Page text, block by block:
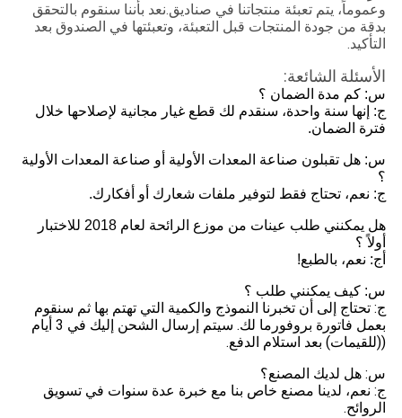
وعموماً، يتم تعبئة منتجاتنا في صناديق.نعد بأننا سنقوم بالتحقق
بدقة من جودة المنتجات قبل التعبئة، وتعبئتها في الصندوق بعد
التأكيد.
الأسئلة الشائعة:
س: كم مدة الضمان ؟
ج: إنها سنة واحدة، سنقدم لك قطع غيار مجانية لإصلاحها خلال
فترة الضمان.
س: هل تقبلون صناعة المعدات الأولية أو صناعة المعدات الأولية
؟
ج: نعم، تحتاج فقط لتوفير ملفات شعارك أو أفكارك.
هل يمكنني طلب عينات من موزع الرائحة لعام 2018 للاختبار
أولاً ؟
أج: نعم، بالطبع!
س: كيف يمكنني طلب ؟
ج: تحتاج إلى أن تخبرنا النموذج والكمية التي تهتم بها ثم سنقوم
بعمل فاتورة بروفورما لك. سيتم إرسال الشحن إليك في 3 أيام
((للقيمات) بعد استلام الدفع.
س: هل لديك المصنع؟
ج: نعم، لدينا مصنع خاص بنا مع خبرة عدة سنوات في تسويق
الروائح.